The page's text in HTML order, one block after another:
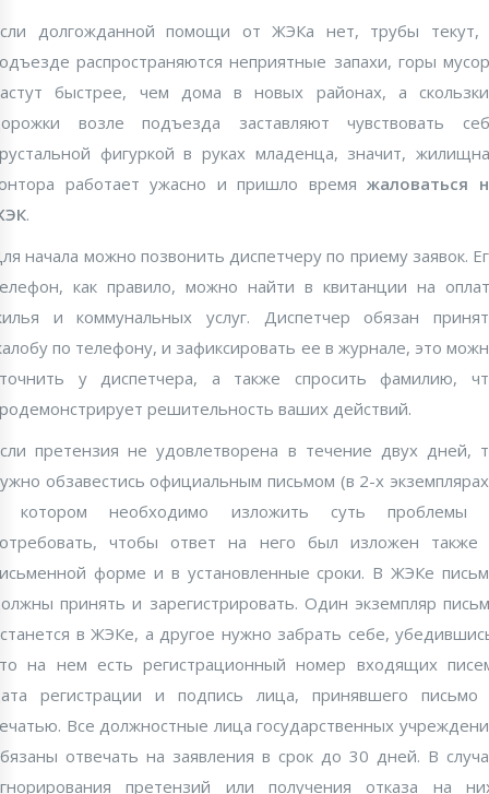
долгожданной помощи от ЖЭКа нет, трубы текут,
распространяются неприятные запахи, горы
быстрее, чем дома в новых районах, а
возле подъезда заставляют чувствовать
фигуркой в руках младенца, значит,
работает ужасно и пришло времяжаловаться
.
начала можно позвонить диспетчеру по приему заявок.
как правило, можно найти в квитанции на
и коммунальных услуг. Диспетчер обязан
по телефону, и зафиксировать ее в журнале, это
у диспетчера, а также спросить фамилию,
решительность ваших действий.
претензия не удовлетворена в течение двух дней,
обзавестись официальным письмом (в 2-х
котором необходимо изложить суть проблемы
чтобы ответ на него был изложен также
форме и в установленные сроки. В ЖЭКе
принять и зарегистрировать. Один экземпляр
в ЖЭКе, а другое нужно забрать себе,
на нем есть регистрационный номер входящих
регистрации и подпись лица, принявшего письмо
Все должностные лица государственных
отвечать на заявления в срок до 30 дней. В
претензий или получения отказа на